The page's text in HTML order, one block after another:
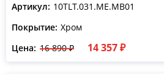
Артикул: 10TLT.031.ME.MB01
Покрытие: Хром
Цена: 16 890 ₽ 14 357 ₽